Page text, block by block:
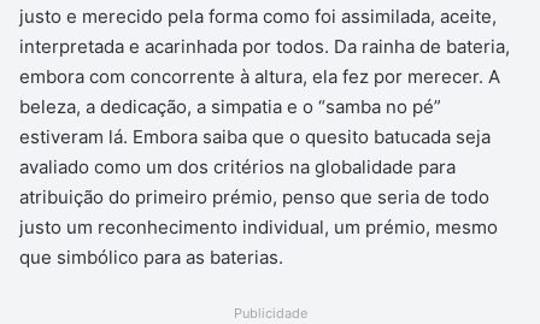
justo e merecido pela forma como foi assimilada, aceite,
interpretada e acarinhada por todos. Da rainha de bateria,
embora com concorrente à altura, ela fez por merecer. A
beleza, a dedicação, a simpatia e o “samba no pé”
estiveram lá. Embora saiba que o quesito batucada seja
avaliado como um dos critérios na globalidade para
atribuição do primeiro prémio, penso que seria de todo
justo um reconhecimento individual, um prémio, mesmo
que simbólico para as baterias.
Publicidade